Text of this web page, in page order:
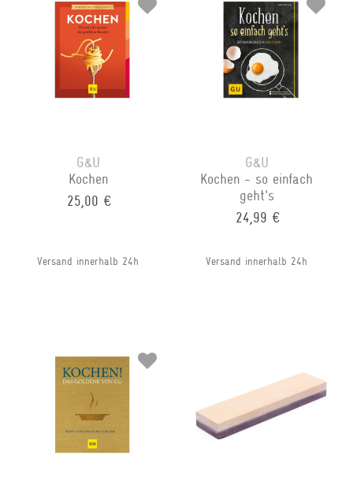
G&U
Kochen
25,00 €
Versand innerhalb 24h
G&U
Kochen - so einfach
geht's
24,99 €
Versand innerhalb 24h